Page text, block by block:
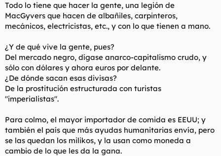
Todo lo tiene que hacer la gente, una legión de
MacGyvers que hacen de albañiles, carpinteros,
mecánicos, electricistas, etc., y con lo que tienen a mano.
¿Y de qué vive la gente, pues?
Del mercado negro, dígase anarco-capitalismo crudo, y
sólo con dólares y ahora euros por delante.
¿De dónde sacan esas divisas?
De la prostitución estructurada con turistas
"imperialistas".
Para colmo, el mayor importador de comida es EEUU; y
también el país que más ayudas humanitarias envía, pero
se las quedan los milikos, y la usan como moneda a
cambio de lo que les da la gana.